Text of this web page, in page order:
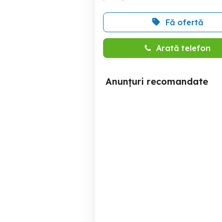
Fă ofertă
Arată telefon
Anunțuri recomandate